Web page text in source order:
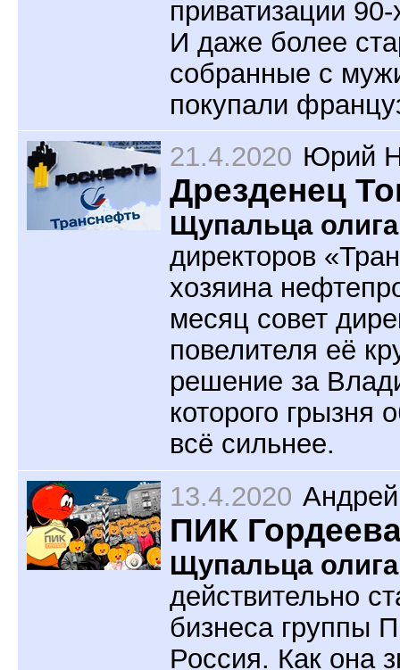
приватизации
И даже более
собранные с
покупали
21.4.2020 Юрий
Дрезденец
Щупальца
директоров
хозяина
месяц совет
повелителя её
решение за
которого грызня
всё сильнее.
13.4.2020
ПИК
Щупальца
действительно
бизнеса группы
Россия. Как она